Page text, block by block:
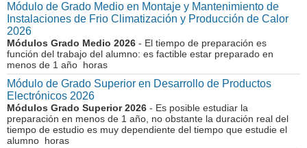
Módulo de Grado Medio en Montaje y Mantenimiento de
Instalaciones de Frio Climatización y Producción de Calor
2026
Módulos Grado Medio 2026 - El tiempo de preparación es
función del trabajo del alumno: es factible estar preparado en
menos de 1 año horas
Módulo de Grado Superior en Desarrollo de Productos
Electrónicos 2026
Módulos Grado Superior 2026 - Es posible estudiar la
preparación en menos de 1 año, no obstante la duración real del
tiempo de estudio es muy dependiente del tiempo que estudie el
alumno horas